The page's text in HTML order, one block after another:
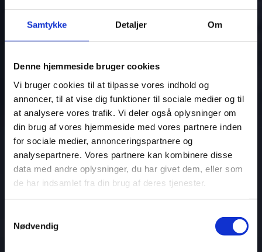
Samtykke Detaljer Om
Denne hjemmeside bruger cookies
Vi bruger cookies til at tilpasse vores indhold og
annoncer, til at vise dig funktioner til sociale medier og til
at analysere vores trafik. Vi deler også oplysninger om
din brug af vores hjemmeside med vores partnere inden
for sociale medier, annonceringspartnere og
analysepartnere. Vores partnere kan kombinere disse
data med andre oplysninger, du har givet dem, eller som
de har indsamlet fra din brug af deres tjenester.
Nødvendig